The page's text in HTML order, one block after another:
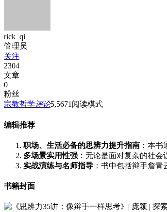
rick_qi
管理员
关注
2304
文章
0
粉丝
宗教哲学评论5,5671 阅读模式
编辑推荐
职场、生活必备的思辨力提升指南 ：本
多场景实用性强 ：无论是面对复杂的社
实战演练与名师指导 ：书中包括辩手詹
书籍封面